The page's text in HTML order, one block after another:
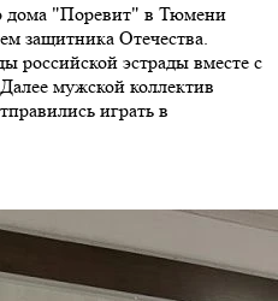
дома "Поревит" в Тюмени
защитника Отечества.
российской эстрады вместе с
мужской коллектив
играть в